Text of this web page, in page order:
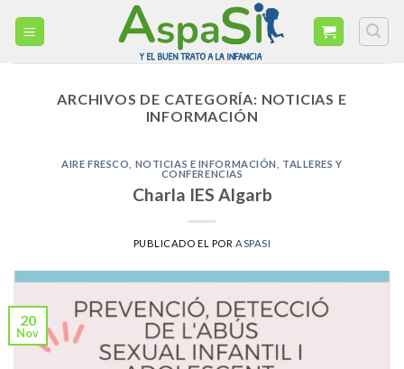
ARCHIVOS DE CATEGORÍA: NOTICIAS E
INFORMACIÓN
AIRE FRESCO NOTICIAS E INFORMACIÓN
TALLERES Y
CONFERENCIAS
Charla IES Algarb
PUBLICADO EL POR ASPASI
20
Nov